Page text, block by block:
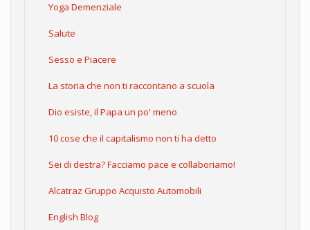
Yoga Demenziale
Salute
Sesso e Piacere
La storia che non ti raccontano a scuola
Dio esiste, il Papa un po' meno
10 cose che il capitalismo non ti ha detto
Sei di destra? Facciamo pace e collaboriamo!
Alcatraz Gruppo Acquisto Automobili
English Blog